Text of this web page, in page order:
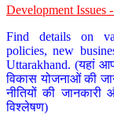
Development Issues
Find details on
policies, new
Uttarakhand. (यहां
विकास योजनाओं की
नीतियों की
विश्लेषण)